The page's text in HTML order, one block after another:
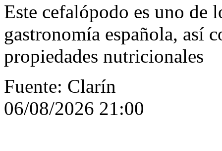
Este cefalópodo es uno de
gastronomía española, así
propiedades nutricionales
Fuente: Clarín
06/08/2026 21:00